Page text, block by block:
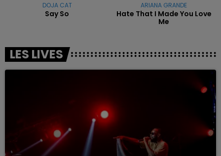
DOJA CAT
Say So
ARIANA GRANDE
Hate That I Made You Love
Me
LES LIVES